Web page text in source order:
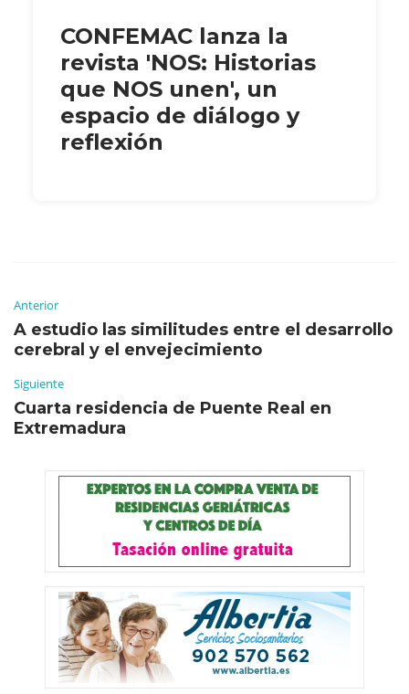
CONFEMAC lanza la
revista 'NOS: Historias
que NOS unen', un
espacio de diálogo y
reflexión
Anterior
A estudio las similitudes entre el desarrollo
cerebral y el envejecimiento
Siguiente
Cuarta residencia de Puente Real en
Extremadura